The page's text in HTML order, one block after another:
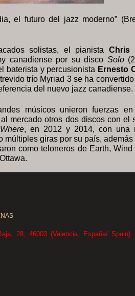
el futuro del jazz moderno”
solistas, el pianista Chris
canadiense por su disco Solo
baterista y percusionista Ernesto
trío Myriad 3 se ha
del nuevo jazz canadiense.
músicos unieron fuerzas
mercado otros dos discos con el
, en 2012 y 2014, con una
múltiples giras por su país, además
como teloneros de Earth,
28, 46003 (Valencia, España/ Spain)